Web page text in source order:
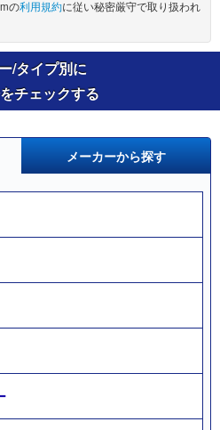
の利用規約に従い秘密厳守で取り扱われ
/タイプ別に
チェックする
メーカーから探す